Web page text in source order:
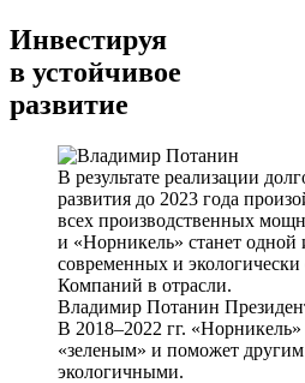
Инвестируя
в устойчивое
развитие
В результате реализации
развития до 2023 года
всех производственных
и «Норникель» станет одной
современных и экологически
Компаний в отрасли.
Владимир Потанин
В 2018–2022 гг. «Норникель»
«зеленым» и поможет другим
экологичными.